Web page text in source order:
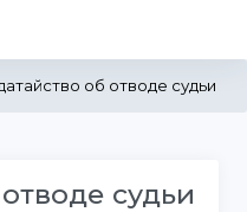
об отводе судьи
судьи